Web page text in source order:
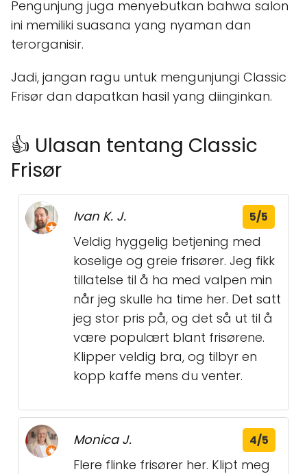
Pengunjung juga menyebutkan bahwa salon
ini memiliki suasana yang nyaman dan
terorganisir.
Jadi, jangan ragu untuk mengunjungi Classic
Frisør dan dapatkan hasil yang diinginkan.
👍 Ulasan tentang Classic
Frisør
Ivan K. J. 5/5
Veldig hyggelig betjening med
koselige og greie frisører. Jeg fikk
tillatelse til å ha med valpen min
når jeg skulle ha time her. Det satt
jeg stor pris på, og det så ut til å
være populært blant frisørene.
Klipper veldig bra, og tilbyr en
kopp kaffe mens du venter.
Monica J. 4/5
Flere flinke frisører her. Klipt meg